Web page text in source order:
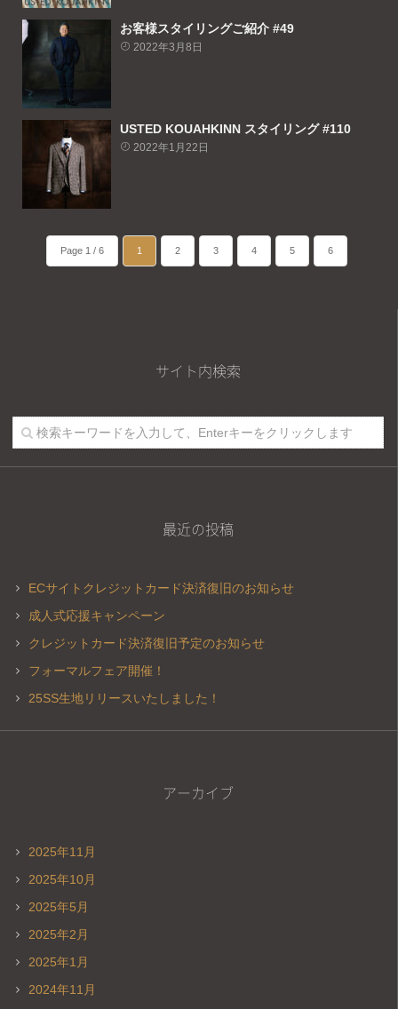
お客様スタイリングご紹介 #49
2022年3月8日
USTED KOUAHKINN スタイリング #110
2022年1月22日
Page 1 / 6 1 2 3 4 5 6
サイト内検索
最近の投稿
ECサイトクレジットカード決済復旧のお知らせ
成人式応援キャンペーン
クレジットカード決済復旧予定のお知らせ
フォーマルフェア開催！
25SS生地リリースいたしました！
アーカイブ
2025年11月
2025年10月
2025年5月
2025年2月
2025年1月
2024年11月